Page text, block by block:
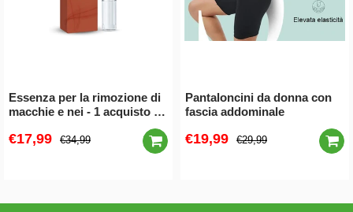
Essenza per la rimozione di
macchie e nei - 1 acquisto e
€17,99 €34,99
Pantaloncini da donna con
fascia addominale
€19,99 €29,99